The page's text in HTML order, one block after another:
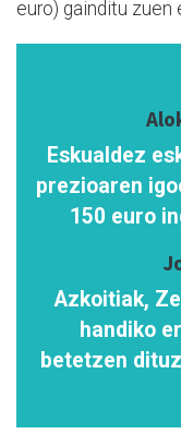
euro) gainditu zuen
Eskualdez
prezioaren
150 euro
Azkoitiak,
handiko
betetzen